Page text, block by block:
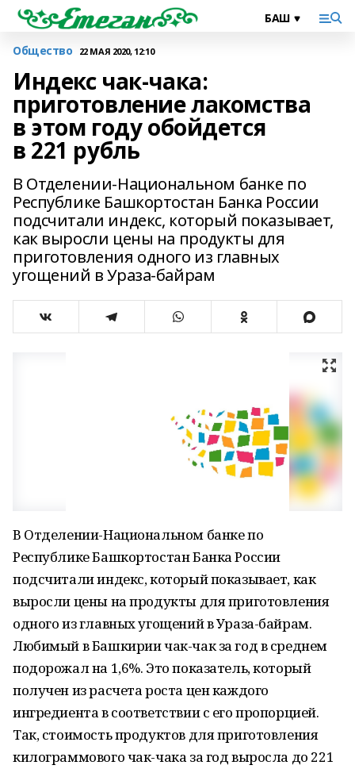
Общество 22 МАЯ 2020, 12:10
Индекс чак-чака:
приготовление лакомства
в этом году обойдется
в 221 рубль
В Отделении-Национальном банке по
Республике Башкортостан Банка России
подсчитали индекс, который показывает,
как выросли цены на продукты для
приготовления одного из главных
угощений в Ураза-байрам
В Отделении-Национальном банке по
Республике Башкортостан Банка России
подсчитали индекс, который показывает, как
выросли цены на продукты для приготовления
одного из главных угощений в Ураза-байрам.
Любимый в Башкирии чак-чак за год в среднем
подорожал на 1,6%. Это показатель, который
получен из расчета роста цен каждого
ингредиента в соответствии с его пропорцией.
Так, стоимость продуктов для приготовления
килограммового чак-чака за год выросла до 221